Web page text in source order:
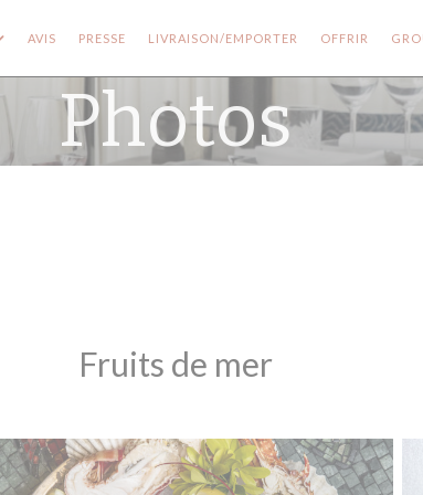
AVIS PRESSE LIVRAISON/EMPORTER OFFRIR
Photos
Fruits de mer